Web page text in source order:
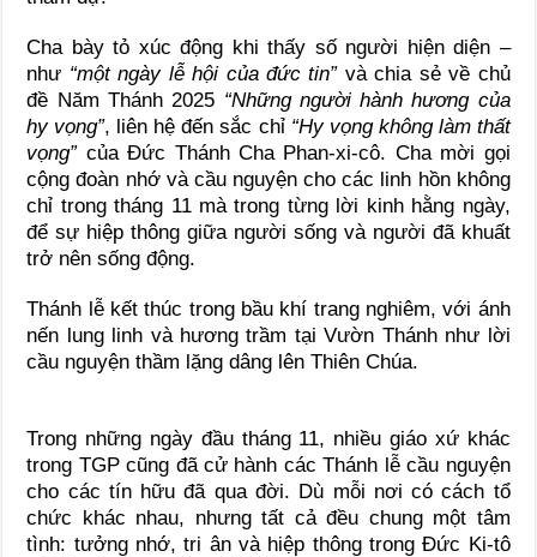
Cha bày tỏ xúc động khi thấy số người hiện diện –
như “một ngày lễ hội của đức tin”và chia sẻ về chủ
đề Năm Thánh 2025 “Những người hành hương của
hy vọng”, liên hệ đến sắc chỉ “Hy vọng không làm thất
vọng”của Đức Thánh Cha Phan-xi-cô. Cha mời gọi
cộng đoàn nhớ và cầu nguyện cho các linh hồn không
chỉ trong tháng 11 mà trong từng lời kinh hằng ngày,
để sự hiệp thông giữa người sống và người đã khuất
trở nên sống động.
Thánh lễ kết thúc trong bầu khí trang nghiêm, với ánh
nến lung linh và hương trầm tại Vườn Thánh như lời
cầu nguyện thầm lặng dâng lên Thiên Chúa.
Trong những ngày đầu tháng 11, nhiều giáo xứ khác
trong TGP cũng đã cử hành các Thánh lễ cầu nguyện
cho các tín hữu đã qua đời. Dù mỗi nơi có cách tổ
chức khác nhau, nhưng tất cả đều chung một tâm
tình: tưởng nhớ, tri ân và hiệp thông trong Đức Ki-tô